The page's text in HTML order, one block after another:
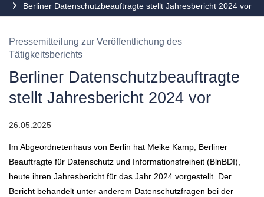
Berliner Datenschutzbeauftragte stellt Jahresbericht 2024 vor
Pressemitteilung zur Veröffentlichung des
Tätigkeitsberichts
Berliner Datenschutzbeauftragte
stellt Jahresbericht 2024 vor
26.05.2025
Im Abgeordnetenhaus von Berlin hat Meike Kamp, Berliner
Beauftragte für Datenschutz und Informationsfreiheit (BlnBDI),
heute ihren Jahresbericht für das Jahr 2024 vorgestellt. Der
Bericht behandelt unter anderem Datenschutzfragen bei der